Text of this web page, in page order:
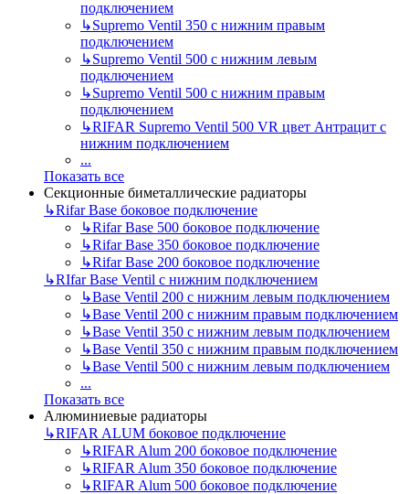
подключением
↳Supremo Ventil 350 с нижним правым
подключением
↳Supremo Ventil 500 с нижним левым
подключением
↳Supremo Ventil 500 с нижним правым
подключением
↳RIFAR Supremo Ventil 500 VR цвет Антрацит с
нижним подключением
...
Показать все
Секционные биметаллические радиаторы
↳Rifar Base боковое подключение
↳Rifar Base 500 боковое подключение
↳Rifar Base 350 боковое подключение
↳Rifar Base 200 боковое подключение
↳RIfar Base Ventil с нижним подключением
↳Base Ventil 200 с нижним левым подключением
↳Base Ventil 200 с нижним правым подключением
↳Base Ventil 350 с нижним левым подключением
↳Base Ventil 350 с нижним правым подключением
↳Base Ventil 500 с нижним левым подключением
...
Показать все
Алюминиевые радиаторы
↳RIFAR ALUM боковое подключение
↳RIFAR Alum 200 боковое подключение
↳RIFAR Alum 350 боковое подключение
↳RIFAR Alum 500 боковое подключение